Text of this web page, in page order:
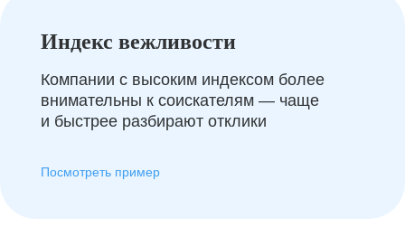
Индекс вежливости
Компании с высоким индексом более
внимательны к соискателям — чаще
и быстрее разбирают отклики
Посмотреть пример